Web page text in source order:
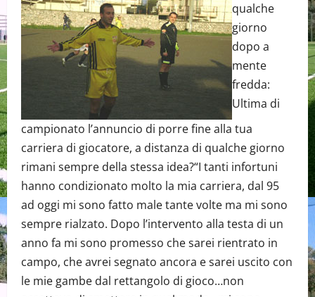
qualche
giorno
dopo a
mente
fredda:
Ultima di
campionato l’annuncio di porre fine alla tua
carriera di giocatore, a distanza di qualche giorno
rimani sempre della stessa idea?“I tanti infortuni
hanno condizionato molto la mia carriera, dal 95
ad oggi mi sono fatto male tante volte ma mi sono
sempre rialzato. Dopo l’intervento alla testa di un
anno fa mi sono promesso che sarei rientrato in
campo, che avrei segnato ancora e sarei uscito con
le mie gambe dal rettangolo di gioco…non